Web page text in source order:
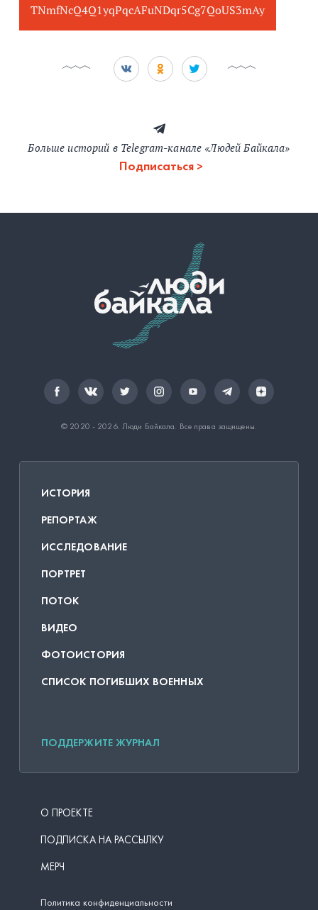
TNmfNcQ4Q1yqPqcAFuNDqr5Cg7QoUS3mAy
Больше историй в Telegram-канале «Людей Байкала»
Подписаться
© 2020 - 2026. Люди Байкала . Все права защищены.
ИСТОРИЯ
РЕПОРТАЖ
ИССЛЕДОВАНИЕ
ПОРТРЕТ
ПОТОК
ВИДЕО
ФОТОИСТОРИЯ
СПИСОК ПОГИБШИХ ВОЕННЫХ
ПОДДЕРЖИТЕ ЖУРНАЛ
О ПРОЕКТЕ
ПОДПИСКА НА РАССЫЛКУ
МЕРЧ
Политика конфиденциальности